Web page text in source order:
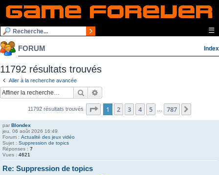
☰
FORUM Index
11792 résultats trouvés
Aller à la recherche avancée
Rechercher
11792 résultats trouvés Page 1sur787
1 2 3 4 5 787
par Blondex
jeu. 06 août 2026 16:49
Forum : Actualité des jeux vidéo
Sujet : Suppression de topics
Réponses : 7
Vues : 4621
Re: Suppression de topics